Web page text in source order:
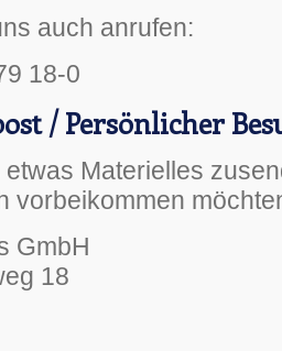
auch anrufen:
18-0
/ Persönlicher
etwas Materielles
vorbeikommen
GmbH
18